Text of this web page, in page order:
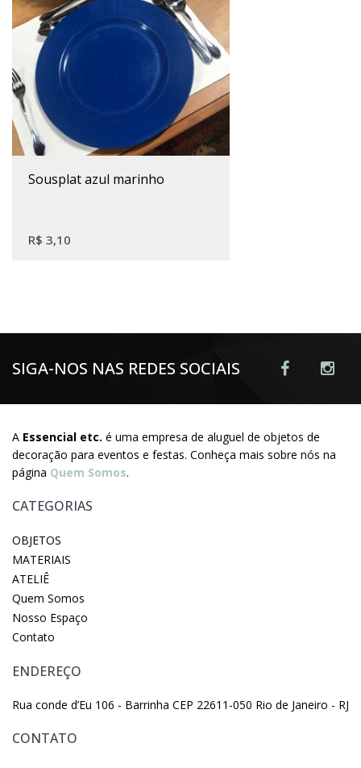
sousplat azul marinho
R$ 3,10
SIGA-NOS NAS REDES SOCIAIS
A Essencial etc. é uma empresa de aluguel de objetos de
decoração para eventos e festas. Conheça mais sobre nós na
página Quem Somos.
CATEGORIAS
OBJETOS
MATERIAIS
ATELIÊ
Quem Somos
Nosso Espaço
Contato
ENDEREÇO
Rua conde d’Eu 106 - Barrinha CEP 22611-050 Rio de Janeiro - RJ
CONTATO